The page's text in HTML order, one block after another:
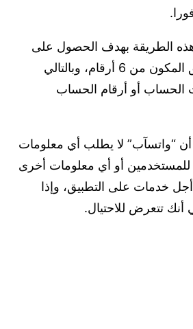
هذه الطريقة بهدف الحصول على
الرقم السري للتطبيق المكون من 6 أرقام، وبالتالي
الحساب أو أرقام الحساب
أن “واتسآب” لا يطلب أي معلومات
للمستخدمين أو أي معلومات أخرى
خدمات على التطبيق، وإذا
تتعرض للاحتيال.